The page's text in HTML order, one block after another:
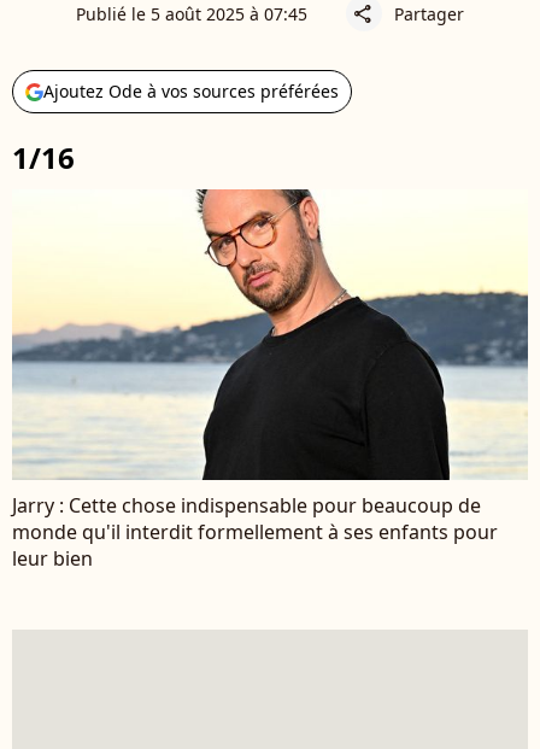
Publié le 5 août 2025 à 07:45 share Partager
Ajoutez Ode à vos sources préférées
1/16
Jarry : Cette chose indispensable pour beaucoup de
monde qu'il interdit formellement à ses enfants pour
leur bien